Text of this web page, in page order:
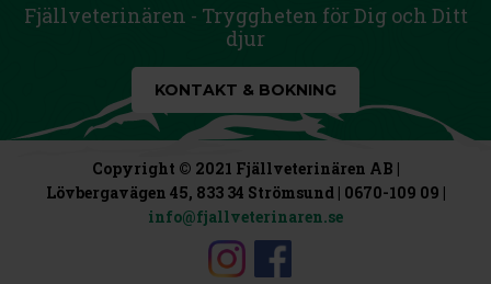
Fjällveterinären - Tryggheten för Dig och Ditt
djur
KONTAKT & BOKNING
Copyright © 2021 Fjällveterinären AB |
Lövbergavägen 45, 833 34 Strömsund | 0670-109 09 |
info@fjallveterinaren.se